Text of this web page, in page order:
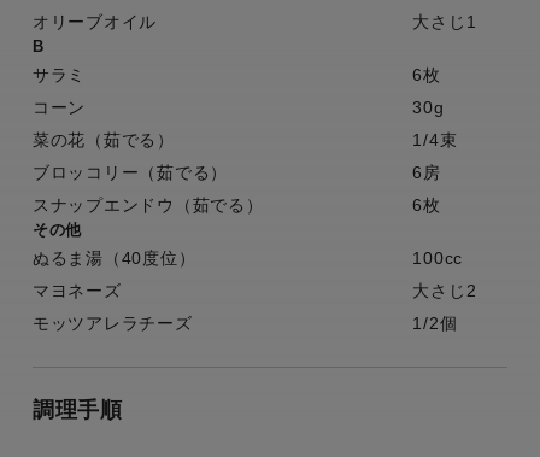
オリーブオイル
大さじ1
B
サラミ
6枚
コーン
30g
菜の花（茹でる）
1/4束
ブロッコリー（茹でる）
6房
スナップエンドウ（茹でる）
6枚
その他
ぬるま湯（40度位）
100cc
マヨネーズ
大さじ2
モッツアレラチーズ
1/2個
調理手順